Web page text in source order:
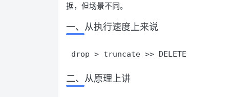
据，但场景不同。
一、从执行速度上来说
drop > truncate >> DELETE
二、从原理上讲